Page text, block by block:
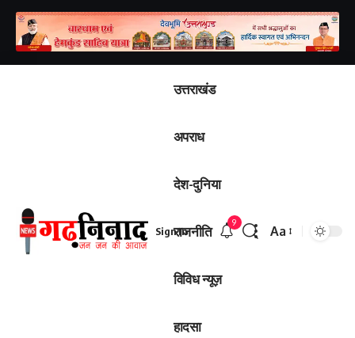
उत्तराखंड
अपराध
देश-दुनिया
राजनीति
विविध न्यूज़
हादसा
Sign In
9
Aa